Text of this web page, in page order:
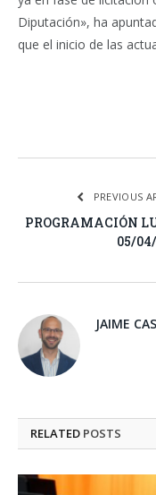
Diputación», ha
que el inicio de las
PREVIOUS
PROGRAMACIÓN
05/
JAIME
RELATED POSTS